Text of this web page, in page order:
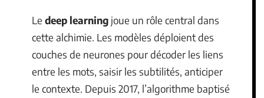
Le deep learning joue un rôle central dans
cette alchimie. Les modèles déploient des
couches de neurones pour décoder les liens
entre les mots, saisir les subtilités, anticiper
le contexte. Depuis 2017, l’algorithme baptisé